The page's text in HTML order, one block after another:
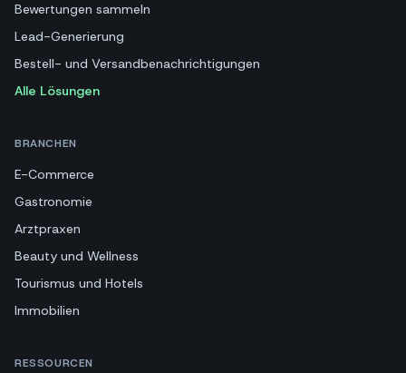
Bewertungen sammeln
Lead-Generierung
Bestell- und Versandbenachrichtigungen
Alle Lösungen
BRANCHEN
E-Commerce
Gastronomie
Arztpraxen
Beauty und Wellness
Tourismus und Hotels
Immobilien
RESSOURCEN